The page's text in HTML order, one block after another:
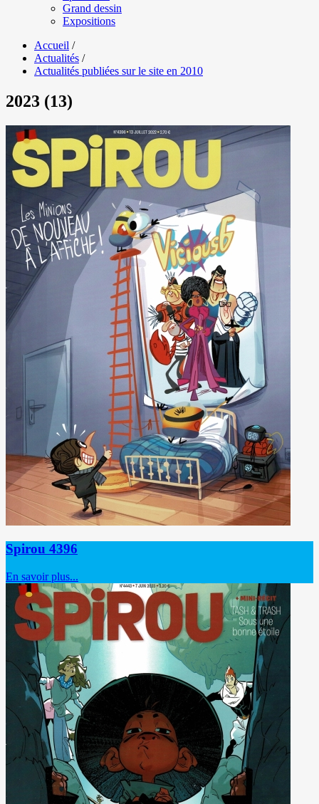
Grand dessin
Expositions
Accueil /
Actualités /
Actualités publiées sur le site en 2010
2023 (13)
Spirou 4396
En savoir plus...